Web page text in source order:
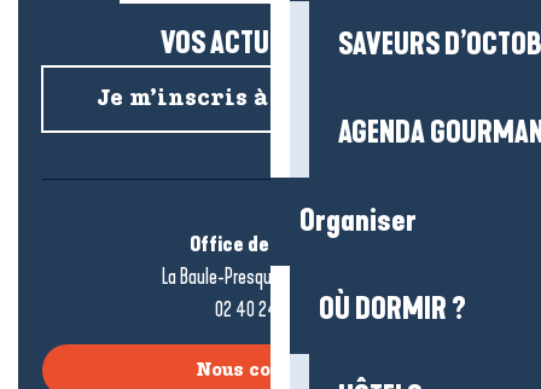
SAVEURS
AGENDA
Organiser
OÙ DORMIR ?
VOS ACTUS SALÉES !
Je m’inscris à la newsletter
Office de tourisme
La Baule-Presqu’île de Guérande
02 40 24 34 44
Nous contacter